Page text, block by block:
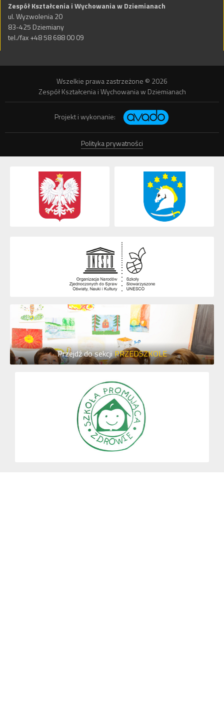
Zespół Kształcenia i Wychowania w Dziemianach
ul. Wyzwolenia 20
83-425 Dziemiany
tel./fax +48 58 688 00 09
Wszelkie prawa zastrzeżone © 2026
Zespół Kształcenia i Wychowania w Dziemianach
Projekt i wykonanie:
Polityka prywatności
Przejdź do sekcjiPRZEDSZKOLE